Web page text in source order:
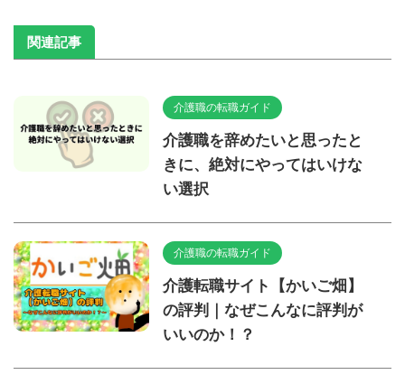
関連記事
介護職の転職ガイド
介護職を辞めたいと思ったと
きに、絶対にやってはいけな
い選択
介護職の転職ガイド
介護転職サイト【かいご畑】
の評判｜なぜこんなに評判が
いいのか！？